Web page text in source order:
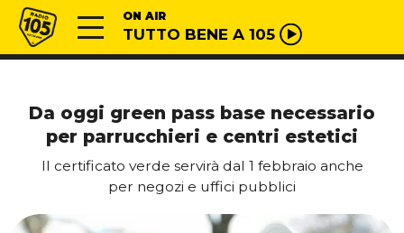
Vai al contenuto
Radio 105 ON AIR
TUTTO BENE A 105
Da oggi green pass base necessario
per parrucchieri e centri estetici
Il certificato verde servirà dal 1 febbraio anche
per negozi e uffici pubblici